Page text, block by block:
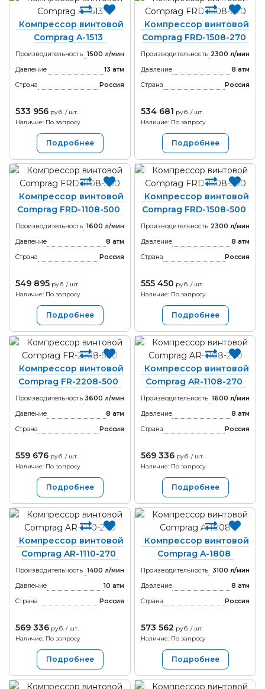
Компрессор винтовой
Comprag A-1513
Производительность 1500 л/мин
Давление
13 атм
Страна
Россия
533 956 руб. / шт.
Наличие: По запросу
Подробнее
Компрессор винтовой
Comprag FRD-1508-270
Производительность 2300 л/мин
Давление
8 атм
Страна
Россия
534 681 руб. / шт.
Наличие: По запросу
Подробнее
Компрессор винтовой
Comprag FRD-1108-500
Производительность 1600 л/мин
Давление
8 атм
Страна
Россия
549 895 руб. / шт.
Наличие: По запросу
Подробнее
Компрессор винтовой
Comprag FRD-1508-500
Производительность 2300 л/мин
Давление
8 атм
Страна
Россия
555 450 руб. / шт.
Наличие: По запросу
Подробнее
Компрессор винтовой
Comprag FR-2208-500
Производительность 3600 л/мин
Давление
8 атм
Страна
Россия
559 676 руб. / шт.
Наличие: По запросу
Подробнее
Компрессор винтовой
Comprag AR-1108-270
Производительность 1600 л/мин
Давление
8 атм
Страна
Россия
569 336 руб. / шт.
Наличие: По запросу
Подробнее
Компрессор винтовой
Comprag AR-1110-270
Производительность 1400 л/мин
Давление
10 атм
Страна
Россия
569 336 руб. / шт.
Наличие: По запросу
Подробнее
Компрессор винтовой
Comprag A-1808
Производительность
3100 л/мин
Давление
8 атм
Страна
Россия
573 562 руб. / шт.
Наличие: По запросу
Подробнее